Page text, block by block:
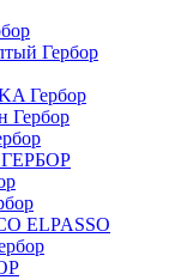
Гербор
Гербор
Гербор
ELPASSO